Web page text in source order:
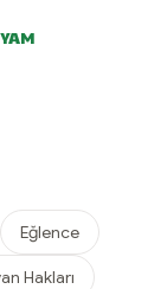
Eğlence
Hakları